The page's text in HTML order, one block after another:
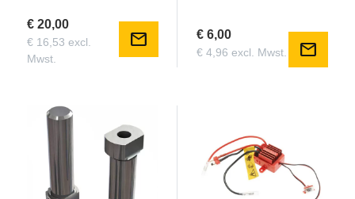
€ 20,00
€ 16,53 excl.
Mwst.
mail € 6,00
€ 4,96 excl. Mwst. mail